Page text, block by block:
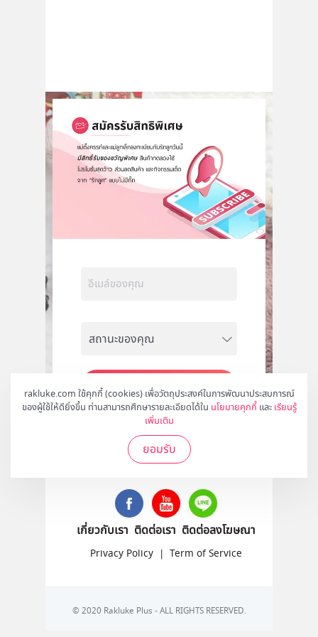
rakluke.com ใช้คุกกี้ (cookies) เพื่อวัตถุประสงค์ในการพัฒนาประสบการณ์
ของผู้ใช้ให้ดียิ่งขึ้น ท่านสามารถศึกษารายละเอียดได้ใน นโยบายคุกกี้ และ เรียนรู้
เพิ่มเติม
ยอมรับ
สมัคร
ติดตามเราได้ที่
เกี่ยวกับเรา ติดต่อเรา ติดต่อลงโฆษณา
Privacy Policy | Term of Service
© 2020 Rakluke Plus - ALL RIGHTS RESERVED.